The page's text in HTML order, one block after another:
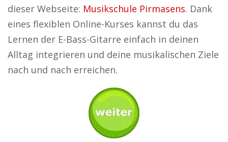
dieser Webseite: Musikschule Pirmasens. Dank
eines flexiblen Online-Kurses kannst du das
Lernen der E-Bass-Gitarre einfach in deinen
Alltag integrieren und deine musikalischen Ziele
nach und nach erreichen.